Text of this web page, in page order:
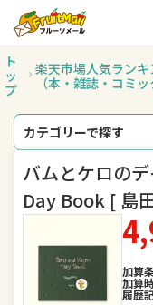
ト
ッ
プ
楽天市場人気ランキ
（本・雑誌・コミッ
カテゴリーで探す
総合
メンズファッション
バッグ・小物・ブランド雑
バムとケロの
Day Book [ 島
加算
加算
履歴